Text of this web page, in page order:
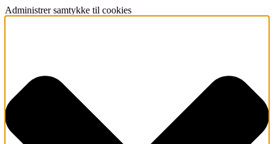
Administrer samtykke til cookies